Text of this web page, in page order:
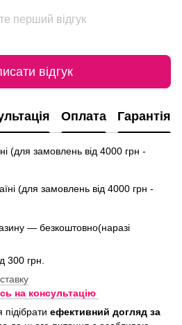
перший відгук
відгук
Оплата Гарантія
(для замовлень від 4000 грн -
(для замовлень від 4000 грн -
— безкоштовно(наразі
300 грн.
на консультацію
ефективний догляд за